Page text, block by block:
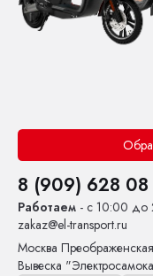
8 (909) 628
Работаем - с 10:00 до
zakaz@el-transport.ru
Москва
Вывеска